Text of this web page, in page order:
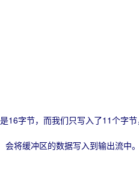
字节，而我们只写入了11个字
将缓冲区的数据写入到输出流中。